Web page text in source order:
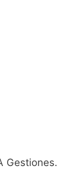
Gestiones.